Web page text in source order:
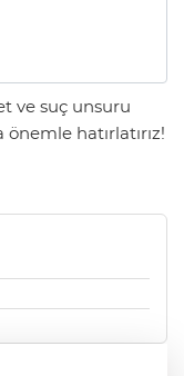
ve suç unsuru
hatırlatırız!